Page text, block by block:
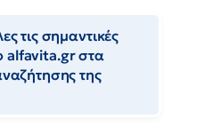
τις σημαντικές
alfavita.gr στα
της